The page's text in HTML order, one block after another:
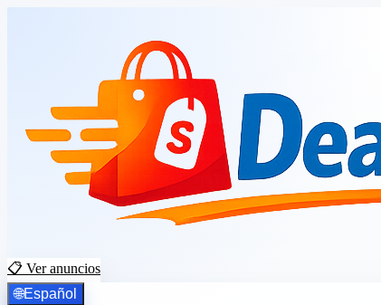
📋 Ver anuncios
🌐Español